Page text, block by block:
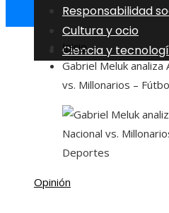
Responsabilidad
Cultura y ocio
Ciencia y
Inicio
Gabriel Meluk analiza
vs. Millonarios –
Opinión